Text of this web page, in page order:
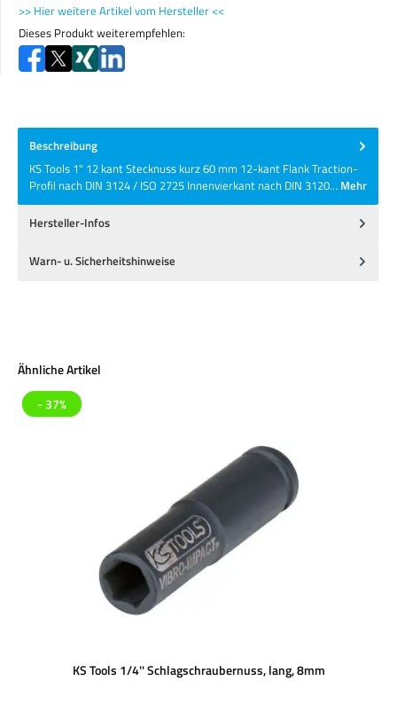
>> Hier weitere Artikel vom Hersteller <<
Dieses Produkt weiterempfehlen:
Beschreibung
KS Tools 1" 12 kant Stecknuss kurz 60 mm 12-kant Flank Traction-
Profil nach DIN 3124 / ISO 2725 Innenvierkant nach DIN 3120… Mehr
Hersteller-Infos
Warn- u. Sicherheitshinweise
Produktgalerie überspringen
Ähnliche Artikel
- 37%
KS Tools 1/4'' Schlagschraubernuss, lang, 8mm